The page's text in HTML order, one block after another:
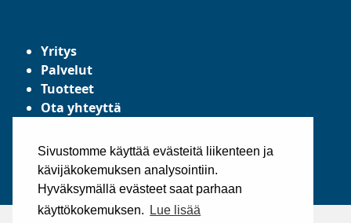
Sivustomme käyttää evästeitä liikenteen ja
kävijäkokemuksen analysointiin.
Hyväksymällä evästeet saat parhaan
käyttökokemuksen.
Lue lisää
Yritys
Palvelut
Tuotteet
Ota yhteyttä
Yleiset toimitusehdot